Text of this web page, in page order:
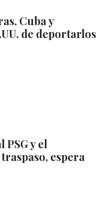
Cuba y
de deportarlos
y el
espera